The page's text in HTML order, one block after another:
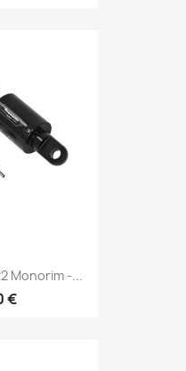
Monorim -...
€